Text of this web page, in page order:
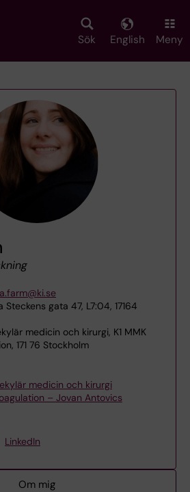
Sök English Meny
Steckens gata 47, L7:04, 17164
medicin och kirurgi, K1 MMK
171 76 Stockholm
medicin och kirurgi
– Jovan Antovics
LinkedIn
Om mig